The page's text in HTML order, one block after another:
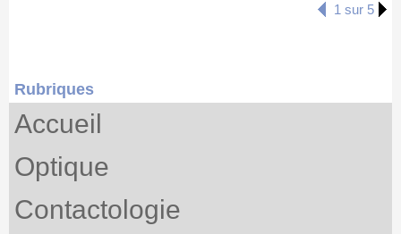
1 sur 5
Rubriques
Accueil
Optique
Contactologie